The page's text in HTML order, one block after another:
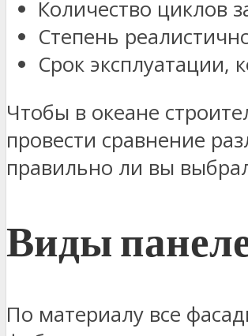
Количество циклов
Степень
Срок эксплуатации,
Чтобы в океане
провести сравнение
правильно ли вы
Виды
По материалу все